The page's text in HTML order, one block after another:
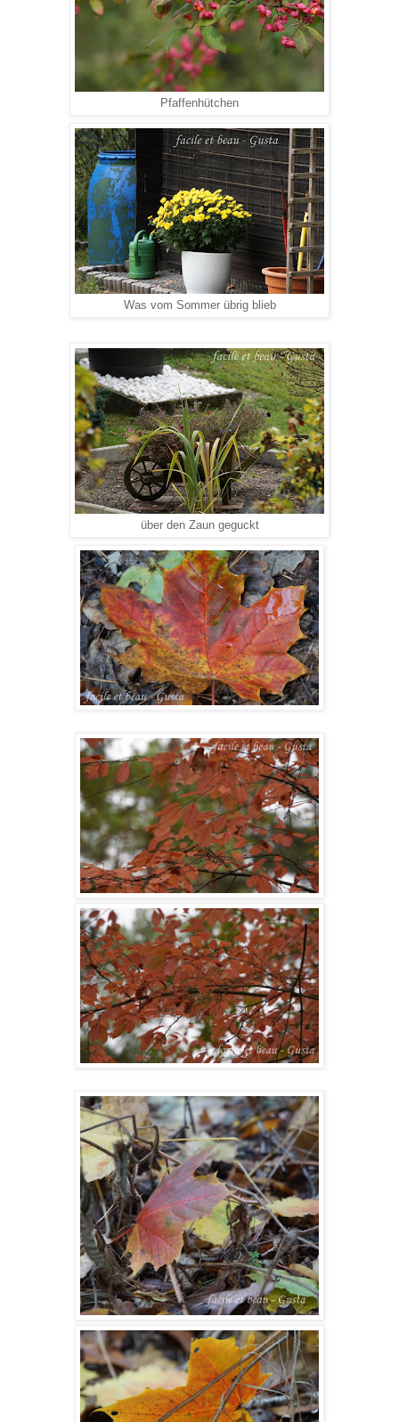
Pfaffenhütchen
Was vom Sommer übrig blieb
über den Zaun geguckt